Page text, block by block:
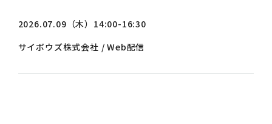
2026.07.09（木）14:00-16:30
サイボウズ株式会社 / Web配信